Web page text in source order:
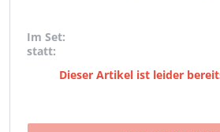
Im Set:
statt:
Dieser Artikel ist leider